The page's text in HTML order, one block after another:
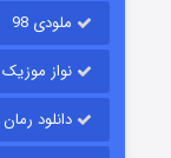
ملودی 98
نواز موزیک
دانلود رمان